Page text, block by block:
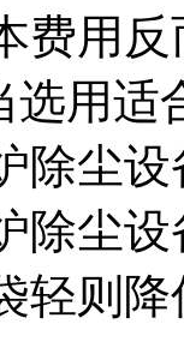
费用
选用
除尘
除尘
轻则